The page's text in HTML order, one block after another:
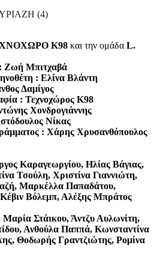
Κ98 και την ομάδα L.
: Ζωή Μπιτχαβά
: Ελίνα Βλάντη
Δαμίγος
: Τεχνοχώρος Κ98
Χονδρογιάννης
Νίκας
: Χάρης Χρυσανθόπουλος
Καραγεωργίου, Ηλίας Βάγιας,
Τσούλη, Χριστίνα Γιαννιώτη,
Μαρκέλλα Παπαδάτου,
Βόλεμπ, Αλέξης Μπράτος
Στάικου, Άντζυ Αυλωνίτη,
Ανθούλα Παππά, Κωνσταντίνα
Θοδωρής Γραντζιώτης, Ρομίνα